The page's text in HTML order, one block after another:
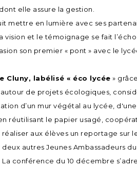
elle assure la gestion.
mettre en lumière avec ses
vision et le témoignage se fait
son premier « pont » avec le lycée
Cluny, labélisé « éco lycée »
de projets écologiques,
d’un mur végétal au lycée,
réutilisant le papier usagé,
aux élèves un reportage sur
autres Jeunes Ambassadeurs
conférence du 10 décembre